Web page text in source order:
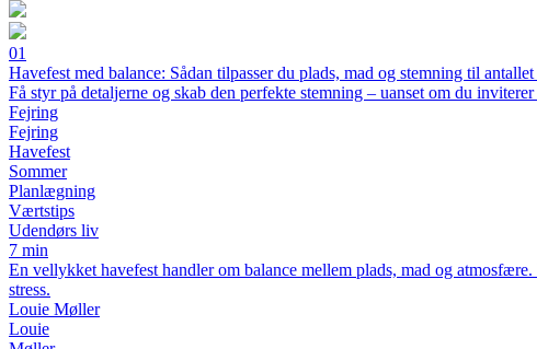
01
Havefest med balance: Sådan tilpasser du plads, mad og stemning til
Få styr på detaljerne og skab den perfekte stemning – uanset om du
Fejring
Fejring
Havefest
Sommer
Planlægning
Værtstips
Udendørs liv
7 min
En vellykket havefest handler om balance mellem plads, mad og
stress.
Louie Møller
Louie